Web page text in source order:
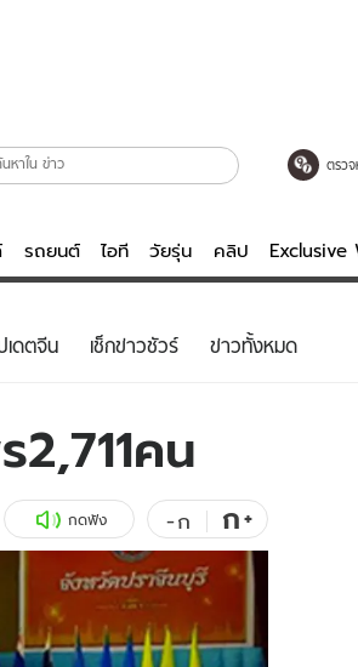
ตรวจ
รถยนต์ ไอที วัยรุ่น คลิป Exclusive
สไตล์
นต์
-กิน
บันเทิงครบ
คลิป
พอดแคสต์
ดูทีวี
เดตจีน เช็กข่าวชัวร์ ข่าวทั้งหมด
คน
กดฟัง -ก ก+